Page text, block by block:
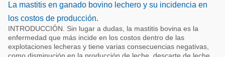
La mastitis en ganado bovino lechero y su incidencia en
los costos de producción.
INTRODUCCIÓN. Sin lugar a dudas, la mastitis bovina es la
enfermedad que más incide en los costos dentro de las
explotaciones lecheras y tiene varias consecuencias negativas,